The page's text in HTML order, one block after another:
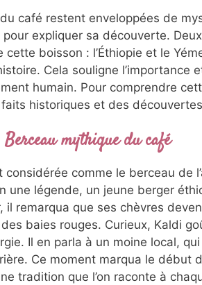
café restent enveloppées de
pour expliquer sa découverte.
cette boisson : l’Éthiopie et le
Cela souligne l’importance
humain. Pour comprendre
historiques et des
Berceau mythique du café
considérée comme le berceau de
une légende, un jeune berger
il remarqua que ses chèvres
baies rouges. Curieux, Kaldi
Il en parla à un moine local,
Ce moment marqua le début
tradition que l’on raconte à